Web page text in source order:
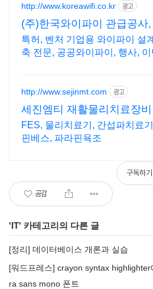
http://www.koreawifi.co.kr 광고
(주)한국와이파이 관급공사,
설공사 가능
특허, 벤처 기업용 와이파이 설
축 전문, 공공와이파이, 행사, 이
축. 견적문의
http://www.sejinmt.com 광고
세진엠티 재활물리치료장비
FES, 물리치료기, 간섭파치료
핀베스, 파라핀욕조
공감
구독하기
'IT' 카테고리의 다른 글
[정리] 데이터베이스 개론과 실습
[워드프레스] crayon syntax
ra sans mono 폰트